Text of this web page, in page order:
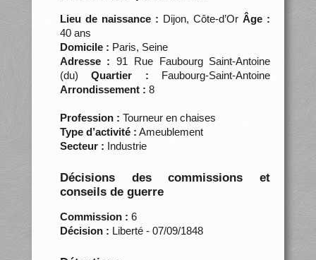
Lieu de naissance : Dijon, Côte-d’Or Âge :
40 ans
Domicile : Paris, Seine
Adresse : 91 Rue Faubourg Saint-Antoine
(du)Quartier : Faubourg-Saint-Antoine
Arrondissement : 8
Profession : Tourneur en chaises
Type d’activité : Ameublement
Secteur : Industrie
Décisions des commissions et
conseils de guerre
Commission : 6
Décision : Liberté - 07/09/1848